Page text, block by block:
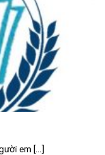
em [...]